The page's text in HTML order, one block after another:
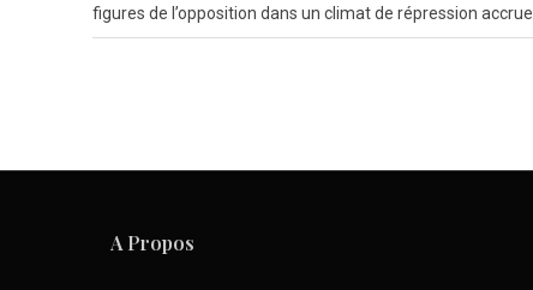
figures de l’opposition dans un climat de répression accrue
A Propos